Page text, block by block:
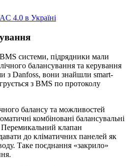
4.0 в Україні
системи, підрядники мали
балансування та керування
з Danfoss, вони знайшли smart-
з BMS по протоколу
балансу та можливостей
комбіновані балансувальні
клапан
до кліматичних панелей як
Таке поєднання «закрило»